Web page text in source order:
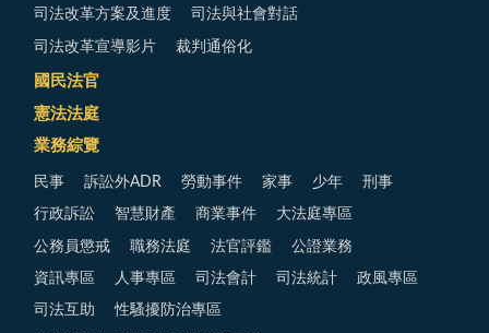
司法改革方案及進度 司法與社會對話
司法改革宣導影片 裁判通俗化
國民法官
憲法法庭
業務綜覽
民事 訴訟外ADR 勞動事件 家事 少年 刑事
行政訴訟 智慧財產 商業事件 大法庭專區
公務員懲戒 職務法庭 法官評鑑 公證業務
資訊專區 人事專區 司法會計 司法統計 政風專區
司法互助 性騷擾防治專區